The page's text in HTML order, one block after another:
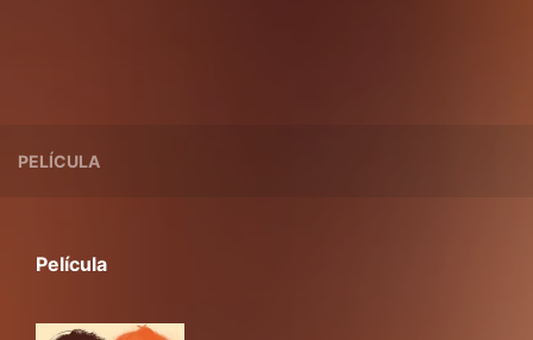
PELÍCULA
Película